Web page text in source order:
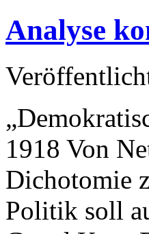
Analyse
1918 Von
Dichotomie
Politik soll